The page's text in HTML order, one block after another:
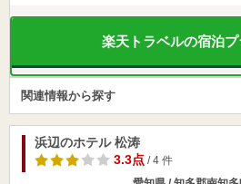
楽天トラベルの宿泊
関連情報から探す
浜辺のホテル 松涛
3.3点/ 4 件